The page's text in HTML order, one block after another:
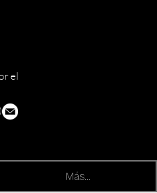
el
Más...